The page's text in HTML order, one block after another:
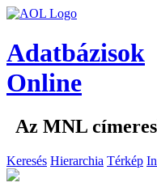
Adatbázisok
Online
Az MNL
Keresés Hierarchia Térkép